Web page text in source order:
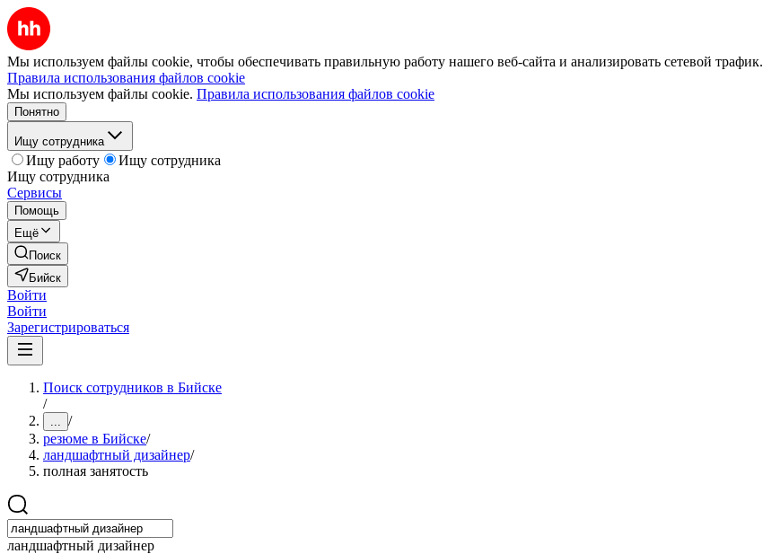
Мы используем файлы cookie, чтобы обеспечивать правильную работу нашего веб-сайта и анализировать сетевой трафик.
Правила использования файлов cookie
Мы используем файлы cookie. Правила использования файлов cookie
Понятно
Ищу сотрудника
Ищу работу
Ищу сотрудника
Ищу сотрудника
Сервисы
Помощь
Ещё
Поиск
Бийск
Войти
Войти
Зарегистрироваться
Поиск сотрудников в Бийске
/
... /
резюме в Бийске/
ландшафтный дизайнер/
полная занятость
ландшафтный дизайнер